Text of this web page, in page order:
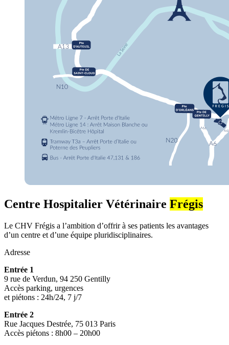
Centre Hospitalier Vétérinaire Frégis
Le CHV Frégis a l’ambition d’offrir à ses patients les avantages
d’un centre et d’une équipe pluridisciplinaires.
Adresse
Entrée 1
9 rue de Verdun, 94 250 Gentilly
Accès parking, urgences
et piétons : 24h/24, 7 j/7
Entrée 2
Rue Jacques Destrée, 75 013 Paris
Accès piétons : 8h00 – 20h00